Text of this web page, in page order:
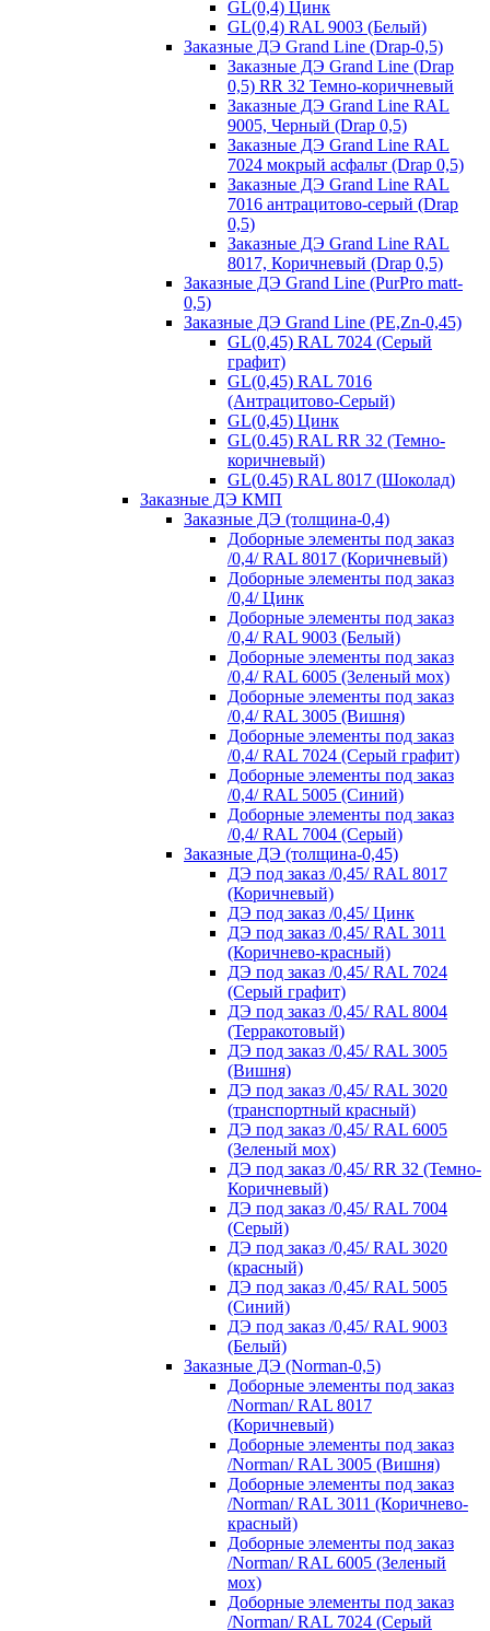
GL(0,4) Цинк
GL(0,4) RAL 9003 (Белый)
Заказные ДЭ Grand Line (Drap-0,5)
Заказные ДЭ Grand Line (Drap
0,5) RR 32 Темно-коричневый
Заказные ДЭ Grand Line RAL
9005, Черный (Drap 0,5)
Заказные ДЭ Grand Line RAL
7024 мокрый асфальт (Drap 0,5)
Заказные ДЭ Grand Line RAL
7016 антрацитово-серый (Drap
0,5)
Заказные ДЭ Grand Line RAL
8017, Коричневый (Drap 0,5)
Заказные ДЭ Grand Line (PurPro matt-
0,5)
Заказные ДЭ Grand Line (PE,Zn-0,45)
GL(0,45) RAL 7024 (Серый
графит)
GL(0,45) RAL 7016
(Антрацитово-Серый)
GL(0,45) Цинк
GL(0.45) RAL RR 32 (Темно-
коричневый)
GL(0.45) RAL 8017 (Шоколад)
Заказные ДЭ КМП
Заказные ДЭ (толщина-0,4)
Доборные элементы под заказ
/0,4/ RAL 8017 (Коричневый)
Доборные элементы под заказ
/0,4/ Цинк
Доборные элементы под заказ
/0,4/ RAL 9003 (Белый)
Доборные элементы под заказ
/0,4/ RAL 6005 (Зеленый мох)
Доборные элементы под заказ
/0,4/ RAL 3005 (Вишня)
Доборные элементы под заказ
/0,4/ RAL 7024 (Серый графит)
Доборные элементы под заказ
/0,4/ RAL 5005 (Синий)
Доборные элементы под заказ
/0,4/ RAL 7004 (Серый)
Заказные ДЭ (толщина-0,45)
ДЭ под заказ /0,45/ RAL 8017
(Коричневый)
ДЭ под заказ /0,45/ Цинк
ДЭ под заказ /0,45/ RAL 3011
(Коричнево-красный)
ДЭ под заказ /0,45/ RAL 7024
(Серый графит)
ДЭ под заказ /0,45/ RAL 8004
(Терракотовый)
ДЭ под заказ /0,45/ RAL 3005
(Вишня)
ДЭ под заказ /0,45/ RAL 3020
(транспортный красный)
ДЭ под заказ /0,45/ RAL 6005
(Зеленый мох)
ДЭ под заказ /0,45/ RR 32 (Темно-
Коричневый)
ДЭ под заказ /0,45/ RAL 7004
(Серый)
ДЭ под заказ /0,45/ RAL 3020
(красный)
ДЭ под заказ /0,45/ RAL 5005
(Синий)
ДЭ под заказ /0,45/ RAL 9003
(Белый)
Заказные ДЭ (Norman-0,5)
Доборные элементы под заказ
/Norman/ RAL 8017
(Коричневый)
Доборные элементы под заказ
/Norman/ RAL 3005 (Вишня)
Доборные элементы под заказ
/Norman/ RAL 3011 (Коричнево-
красный)
Доборные элементы под заказ
/Norman/ RAL 6005 (Зеленый
мох)
Доборные элементы под заказ
/Norman/ RAL 7024 (Серый